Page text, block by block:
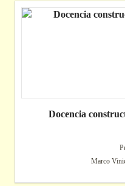
Docencia
Marco